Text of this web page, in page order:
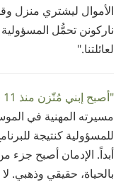
الأموال ليشتري منزل
ناركونن تحمُّل
لعائلتنا."
"أصبح إبني مُتّزن منذ 11 سنة،
مسيرته المهنية في
للمسؤولية كنتيجة
أبداً. الإدمان أصبح جزء
بالحياة، حقيقي وذهبي.